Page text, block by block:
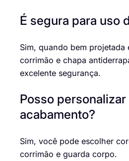
É segura para uso
Sim, quando bem projetada
corrimão e chapa
excelente segurança.
Posso personalizar
acabamento?
Sim, você pode escolher
corrimão e guarda corpo.